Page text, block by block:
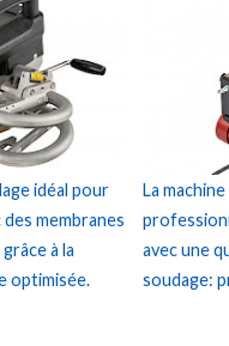
idéal pour
membranes
à la
optimisée.
La
avec une
soudage: